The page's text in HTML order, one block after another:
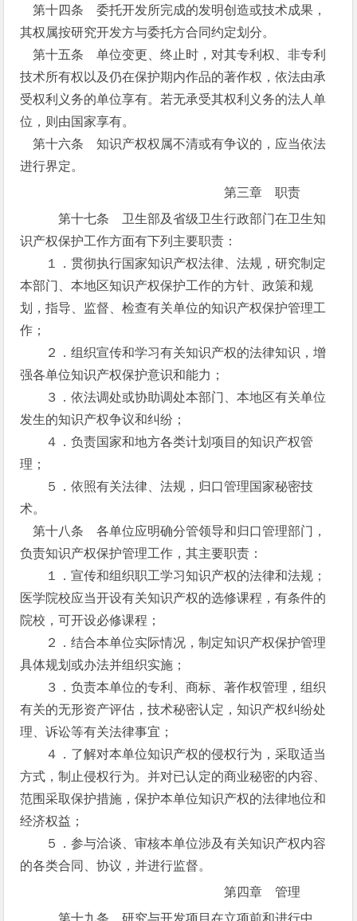
第十四条 委托开发所完成的发明创造或技术成果，
其权属按研究开发方与委托方合同约定划分。
第十五条 单位变更、终止时，对其专利权、非专利
技术所有权以及仍在保护期内作品的著作权，依法由承
受权利义务的单位享有。若无承受其权利义务的法人单
位，则由国家享有。
第十六条 知识产权权属不清或有争议的，应当依法
进行界定。
第三章 职责
第十七条 卫生部及省级卫生行政部门在卫生知
识产权保护工作方面有下列主要职责：
１．贯彻执行国家知识产权法律、法规，研究制定
本部门、本地区知识产权保护工作的方针、政策和规
划，指导、监督、检查有关单位的知识产权保护管理工
作；
２．组织宣传和学习有关知识产权的法律知识，增
强各单位知识产权保护意识和能力；
３．依法调处或协助调处本部门、本地区有关单位
发生的知识产权争议和纠纷；
４．负责国家和地方各类计划项目的知识产权管
理；
５．依照有关法律、法规，归口管理国家秘密技
术。
第十八条 各单位应明确分管领导和归口管理部门，
负责知识产权保护管理工作，其主要职责：
１．宣传和组织职工学习知识产权的法律和法规；
医学院校应当开设有关知识产权的选修课程，有条件的
院校，可开设必修课程；
２．结合本单位实际情况，制定知识产权保护管理
具体规划或办法并组织实施；
３．负责本单位的专利、商标、著作权管理，组织
有关的无形资产评估，技术秘密认定，知识产权纠纷处
理、诉讼等有关法律事宜；
４．了解对本单位知识产权的侵权行为，采取适当
方式，制止侵权行为。并对已认定的商业秘密的内容、
范围采取保护措施，保护本单位知识产权的法律地位和
经济权益；
５．参与洽谈、审核本单位涉及有关知识产权内容
的各类合同、协议，并进行监督。
第四章 管理
第十九条 研究与开发项目在立项前和进行中，